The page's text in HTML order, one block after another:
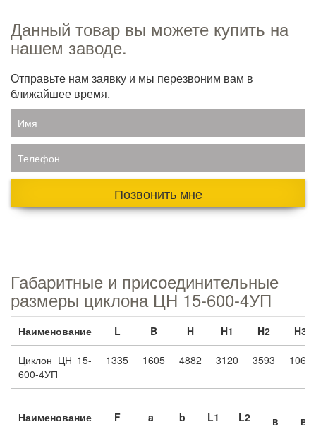
Данный товар вы можете купить на
нашем заводе.
Отправьте нам заявку и мы перезвоним вам в
ближайшее время.
Имя
Телефон
Позвонить мне
Габаритные и присоединительные
размеры циклона ЦН 15-600-4УП
Наименование L B H H1 H2 H3
Циклон ЦН 15-
600-4УП
1335 1605 4882 3120 3593 1060
Наименование F a b L1 L2 B B1